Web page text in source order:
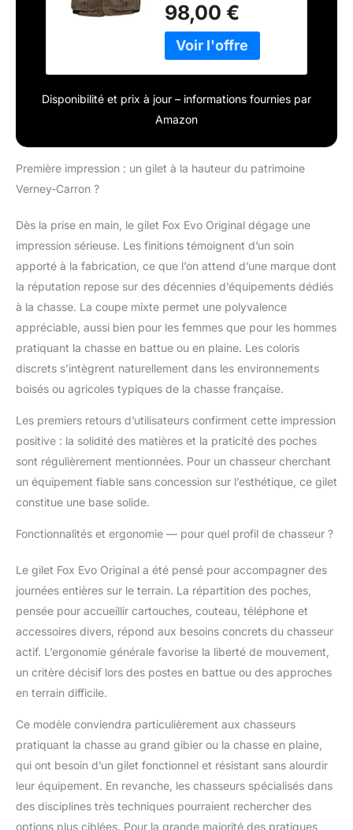
chasse Homme >
Gilets de chasse Le
gilet Fox Evo original de
très résistant. Produit
recommandé par la
MadeinChasse Produit
neuf, sous emballage
98,00 €
Disponibilité et prix à jour – informations fournies par
Amazon
Première impression : un gilet à la hauteur du patrimoine
Verney-Carron ?
Dès la prise en main, le gilet Fox Evo Original dégage une
impression sérieuse. Les finitions témoignent d’un soin
apporté à la fabrication, ce que l’on attend d’une marque dont
la réputation repose sur des décennies d’équipements dédiés
à la chasse. La coupe mixte permet une polyvalence
appréciable, aussi bien pour les femmes que pour les hommes
pratiquant la chasse en battue ou en plaine. Les coloris
discrets s’intègrent naturellement dans les environnements
boisés ou agricoles typiques de la chasse française.
Les premiers retours d’utilisateurs confirment cette impression
positive : la solidité des matières et la praticité des poches
sont régulièrement mentionnées. Pour un chasseur cherchant
un équipement fiable sans concession sur l’esthétique, ce gilet
constitue une base solide.
Fonctionnalités et ergonomie — pour quel profil de chasseur ?
Le gilet Fox Evo Original a été pensé pour accompagner des
journées entières sur le terrain. La répartition des poches,
pensée pour accueillir cartouches, couteau, téléphone et
accessoires divers, répond aux besoins concrets du chasseur
actif. L’ergonomie générale favorise la liberté de mouvement,
un critère décisif lors des postes en battue ou des approches
en terrain difficile.
Ce modèle conviendra particulièrement aux chasseurs
pratiquant la chasse au grand gibier ou la chasse en plaine,
qui ont besoin d’un gilet fonctionnel et résistant sans alourdir
leur équipement. En revanche, les chasseurs spécialisés dans
des disciplines très techniques pourraient rechercher des
options plus ciblées. Pour la grande majorité des pratiques